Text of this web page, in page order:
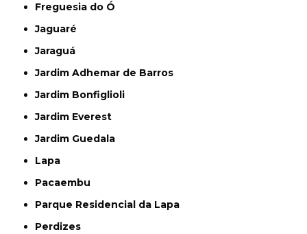
Freguesia do Ó
Jaguaré
Jaraguá
Jardim Adhemar de Barros
Jardim Bonfiglioli
Jardim Everest
Jardim Guedala
Lapa
Pacaembu
Parque Residencial da Lapa
Perdizes